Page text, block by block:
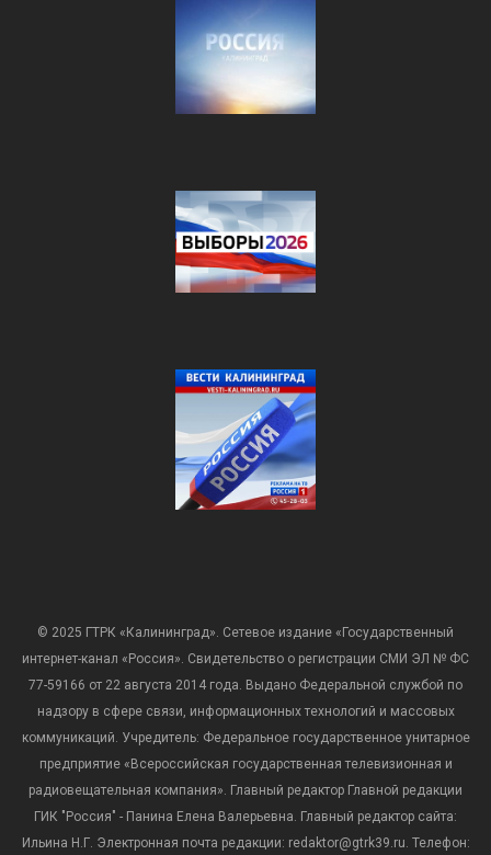
© 2025 ГТРК «Калининград». Сетевое издание «Государственный
интернет-канал «Россия». Свидетельство о регистрации СМИ ЭЛ № ФС
77-59166 от 22 августа 2014 года. Выдано Федеральной службой по
надзору в сфере связи, информационных технологий и массовых
коммуникаций. Учредитель: Федеральное государственное унитарное
предприятие «Всероссийская государственная телевизионная и
радиовещательная компания». Главный редактор Главной редакции
ГИК "Россия" - Панина Елена Валерьевна. Главный редактор сайта:
Ильина Н.Г. Электронная почта редакции: redaktor@gtrk39.ru. Телефон: